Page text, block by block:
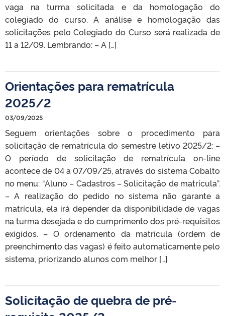
vaga na turma solicitada e da homologação do
colegiado do curso. A análise e homologação das
solicitações pelo Colegiado do Curso será realizada de
11 a 12/09. Lembrando: – A […]
Orientações para rematrícula
2025/2
03/09/2025
Seguem orientações sobre o procedimento para
solicitação de rematrícula do semestre letivo 2025/2: –
O período de solicitação de rematrícula on-line
acontece de 04 a 07/09/25, através do sistema Cobalto
no menu: “Aluno – Cadastros – Solicitação de matrícula”.
– A realização do pedido no sistema não garante a
matrícula, ela irá depender da disponibilidade de vagas
na turma desejada e do cumprimento dos pré-requisitos
exigidos. – O ordenamento da matrícula (ordem de
preenchimento das vagas) é feito automaticamente pelo
sistema, priorizando alunos com melhor […]
Solicitação de quebra de pré-